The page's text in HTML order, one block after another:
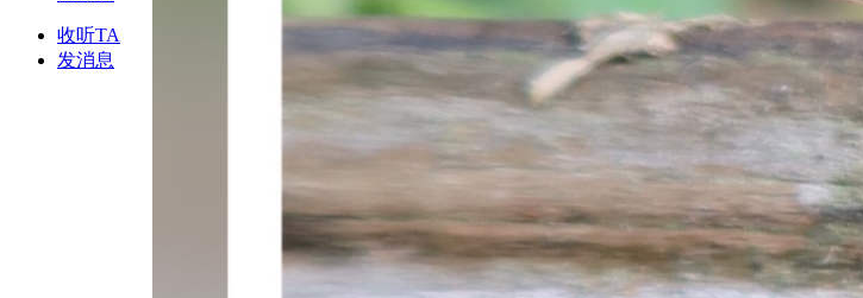
收听TA
发消息